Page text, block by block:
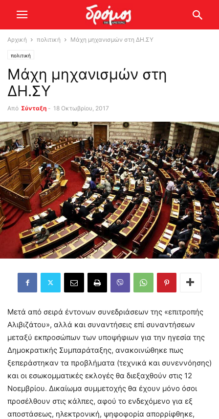
Αρχική πολιτική Μάχη μηχανισμών στη ΔΗ.ΣΥ
πολιτική
Μάχη μηχανισμών στη
ΔΗ.ΣΥ
Από Σύνταξη - 18 Οκτωβρίου, 2017
Μετά από σειρά έντονων συνεδριάσεων της «επιτροπής
Αλιβιζάτου», αλλά και συναντήσεις επί συναντήσεων
μεταξύ εκπροσώπων των υποψήφιων για την ηγεσία της
Δημοκρατικής Συμπαράταξης, ανακοινώθηκε πως
ξεπεράστηκαν τα προβλήματα (τεχνικά και συνεννόησης)
και οι εσωκομματικές εκλογές θα διεξαχθούν στις 12
Νοεμβρίου. Δικαίωμα συμμετοχής θα έχουν μόνο όσοι
προσέλθουν στις κάλπες, αφού το ενδεχόμενο για εξ
αποστάσεως, ηλεκτρονική, ψηφοφορία απορρίφθηκε,